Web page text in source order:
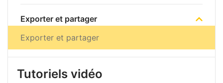
Exporter et partager
Exporter et partager
Tutoriels vidéo